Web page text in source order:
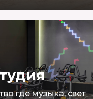
где музыка, свет